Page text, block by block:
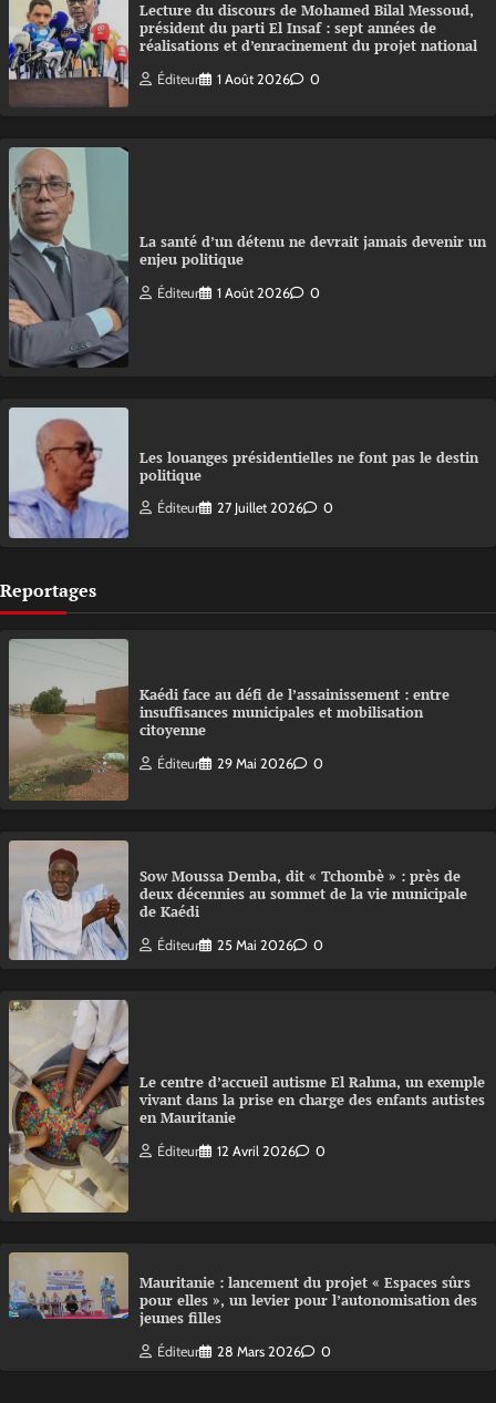
Lecture du discours de Mohamed Bilal Messoud,
président du parti El Insaf : sept années de
réalisations et d’enracinement du projet national
Éditeur 1 Août 2026 0
La santé d’un détenu ne devrait jamais devenir un
enjeu politique
Éditeur 1 Août 2026 0
Les louanges présidentielles ne font pas le destin
politique
Éditeur 27 Juillet 2026 0
Reportages
Kaédi face au défi de l’assainissement : entre
insuffisances municipales et mobilisation
citoyenne
Éditeur 29 Mai 2026 0
Sow Moussa Demba, dit « Tchombè » : près de
deux décennies au sommet de la vie municipale
de Kaédi
Éditeur 25 Mai 2026 0
Le centre d’accueil autisme El Rahma, un exemple
vivant dans la prise en charge des enfants autistes
en Mauritanie
Éditeur 12 Avril 2026 0
Mauritanie : lancement du projet « Espaces sûrs
pour elles », un levier pour l’autonomisation des
jeunes filles
Éditeur 28 Mars 2026 0